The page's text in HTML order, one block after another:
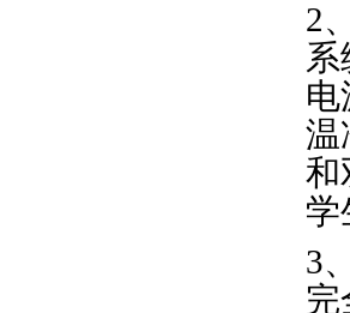
2
电
温
和
学
3
完